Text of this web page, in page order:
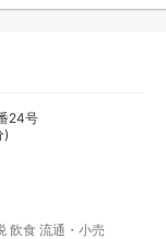
24号
)
飲食 流通・小売